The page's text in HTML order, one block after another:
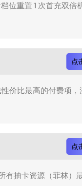
重置 1 次首充双倍机
点
价比最高的付费项，
点
有抽卡资源（菲林）